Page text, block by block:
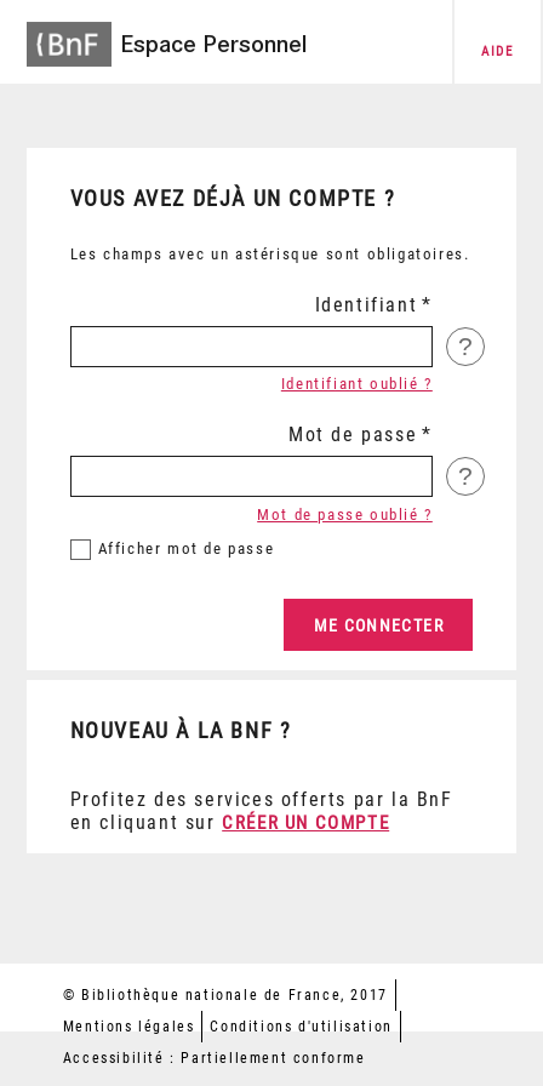
Espace Personnel AIDE
VOUS AVEZ DÉJÀ UN COMPTE ?
Les champs avec un astérisque sont obligatoires.
Identifiant
?
Identifiant oublié ?
Mot de passe
?
Afficher mot de passe
Mot de passe oublié ?
NOUVEAU À LA BNF ?
Profitez des services offerts par la BnF
en cliquant sur CRÉER UN COMPTE
© Bibliothèque nationale de France, 2017
Mentions légales
Conditions d'utilisation
Accessibilité : Partiellement conforme